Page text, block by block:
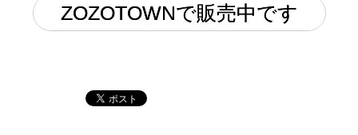
ZOZOTOWNで販売中です